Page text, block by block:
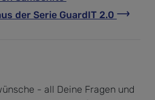
der Serie GuardIT 2.0
- all Deine Fragen und